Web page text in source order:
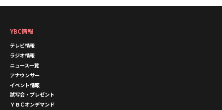
YBC情報
テレビ情報
ラジオ情報
ニュース一覧
アナウンサー
イベント情報
試写会・プレゼント
ＹＢＣオンデマンド